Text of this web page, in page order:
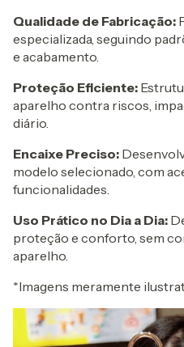
Qualidade de Fabricação:
especializada, seguindo
e acabamento.
Proteção Eficiente:
aparelho contra riscos,
diário.
Encaixe Preciso:
modelo selecionado, com
funcionalidades.
Uso Prático no Dia a Dia:
proteção e conforto, sem
aparelho.
*Imagens meramente